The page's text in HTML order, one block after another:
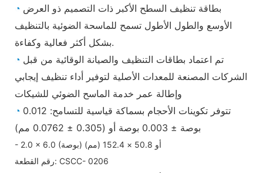
◔ بطاقة تنظيف السطح الأكبر ذات التصميم ذو العرض
الأوسع والطول الأطول تسمح للماسحة الضوئية بالتنظيف
بشكل أكثر فعالية وكفاءة.
◔ تم اعتماد بطاقات التنظيف والصيانة الوقائية من قبل
الشركات المصنعة للمعدات الأصلية لتوفير أداء تنظيف إيجابي
وإطالة عمر خدمة الماسح الضوئي للشيكات
◔ تتوفر تكوينات الأحجام بسماكة قياسية للتسامح: 0.012
بوصة ± 0.003 بوصة أو (0.305 ± 0.0762 مم)
- 2.0 × 6.0 (بوصة) أو 50.8 × 152.4 (مم)
رقم القطعة: CSCC- 0206